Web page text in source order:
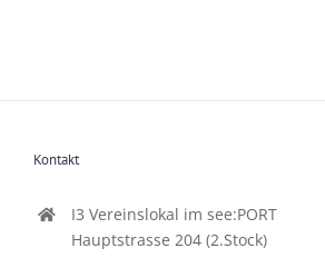
Kontakt
I3 Vereinslokal im see:PORT
Hauptstrasse 204 (2.Stock)